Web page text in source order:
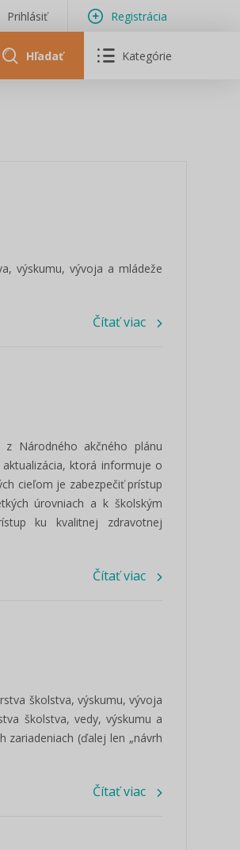
Prihlásiť Registrácia
Hľadať Kategórie
výskumu, vývoja a mládeže
Čítať viac
Národného akčného plánu
ktorá informuje o
cieľom je zabezpečiť prístup
úrovniach a k školským
ku kvalitnej zdravotnej
Čítať viac
školstva, výskumu, vývoja
školstva, vedy, výskumu a
zariadeniach (ďalej len „návrh
Čítať viac